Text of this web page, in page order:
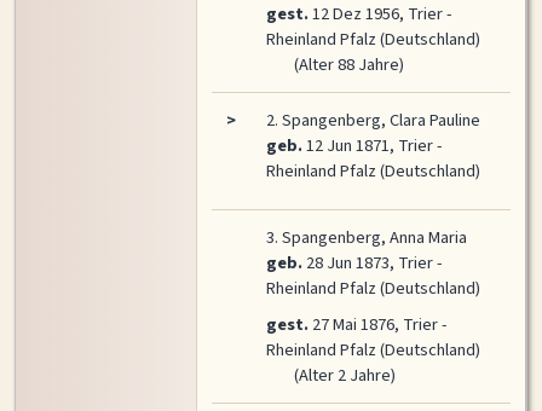
gest.12 Dez 1956, Trier -
Rheinland Pfalz (Deutschland)
(Alter 88 Jahre)
> 2.Spangenberg, Clara Pauline
geb.12 Jun 1871, Trier -
Rheinland Pfalz (Deutschland)
3.Spangenberg, Anna Maria
geb.28 Jun 1873, Trier -
Rheinland Pfalz (Deutschland)
gest.27 Mai 1876, Trier -
Rheinland Pfalz (Deutschland)
(Alter 2 Jahre)